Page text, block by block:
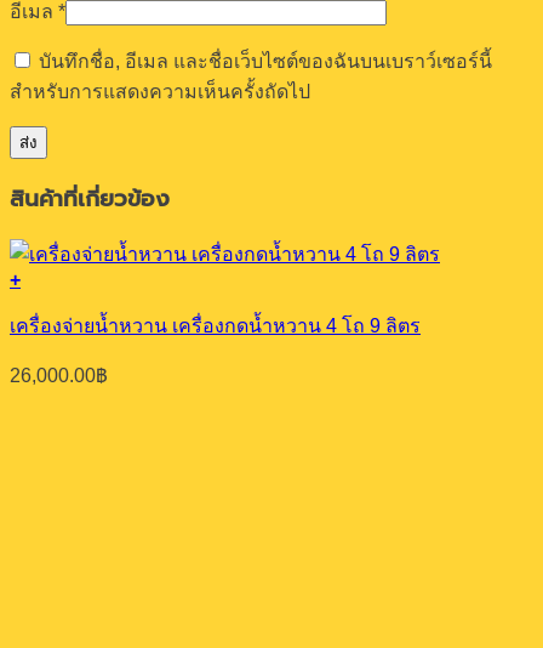
อีเมล *
บันทึกชื่อ, อีเมล และชื่อเว็บไซต์ของฉันบนเบราว์เซอร์นี้
สำหรับการแสดงความเห็นครั้งถัดไป
สินค้าที่เกี่ยวข้อง
+
เครื่องจ่ายน้ำหวาน เครื่องกดน้ำหวาน 4 โถ 9 ลิตร
26,000.00฿